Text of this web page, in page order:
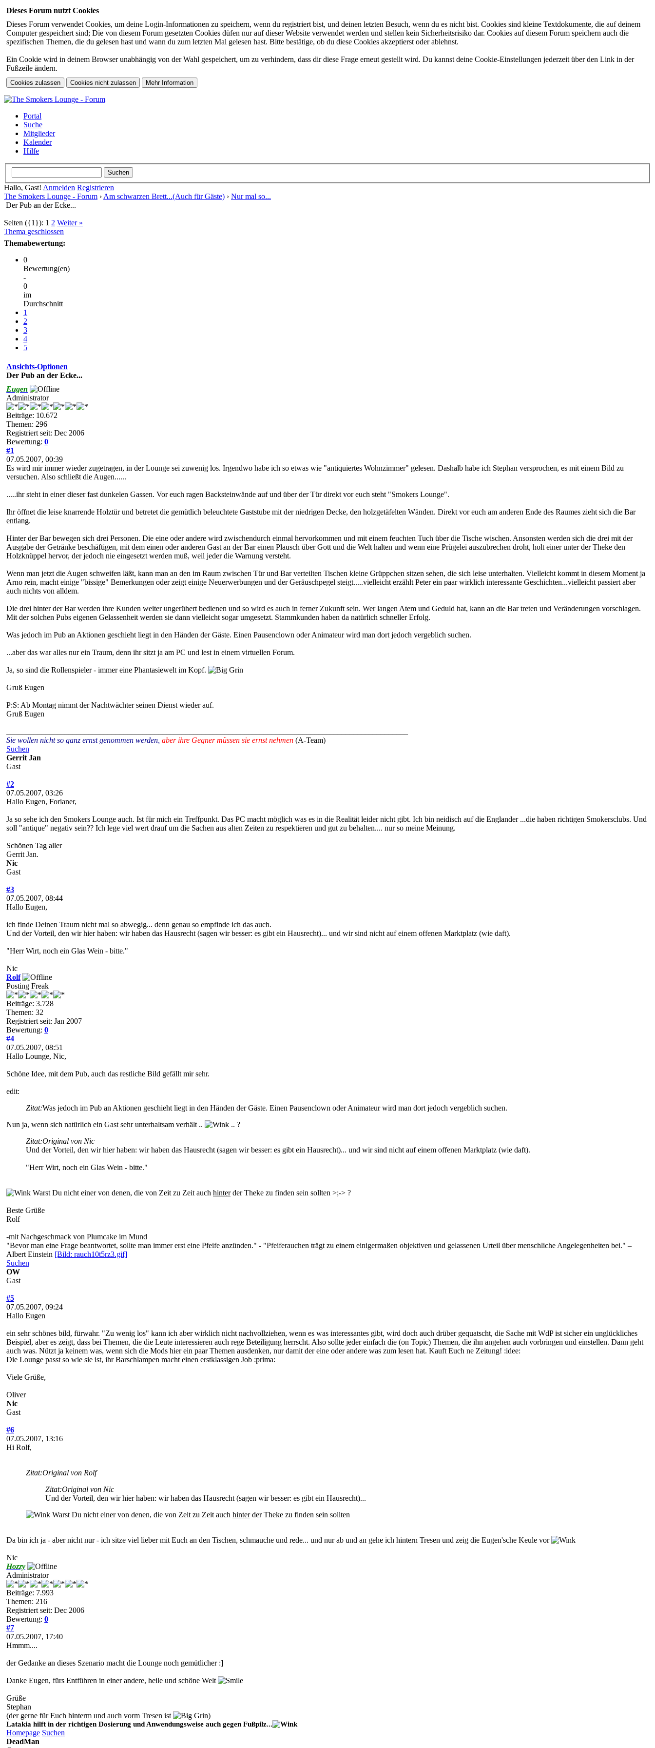
Dieses Forum nutzt Cookies
Dieses Forum verwendet Cookies, um deine Login-Informationen zu speichern, wenn du registriert bist, und deinen letzten Besuch, wenn du es nicht bist. Cookies sind kleine Textdokumente, die auf deinem
Computer gespeichert sind; Die von diesem Forum gesetzten Cookies düfen nur auf dieser Website verwendet werden und stellen kein Sicherheitsrisiko dar. Cookies auf diesem Forum speichern auch die
spezifischen Themen, die du gelesen hast und wann du zum letzten Mal gelesen hast. Bitte bestätige, ob du diese Cookies akzeptierst oder ablehnst.
Ein Cookie wird in deinem Browser unabhängig von der Wahl gespeichert, um zu verhindern, dass dir diese Frage erneut gestellt wird. Du kannst deine Cookie-Einstellungen jederzeit über den Link in der
Fußzeile ändern.
Portal
Suche
Mitglieder
Kalender
Hilfe
Hallo, Gast! Anmelden Registrieren
The Smokers Lounge - Forum › Am schwarzen Brett...(Auch für Gäste) › Nur mal so...
Der Pub an der Ecke...
Seiten ({1}): 1 2 Weiter »
Thema geschlossen
Themabewertung:
0
Bewertung(en)
-
0
im
Durchschnitt
1
2
3
4
5
Ansichts-Optionen
Der Pub an der Ecke...
Eugen
Administrator
Beiträge: 10.672
Themen: 296
Registriert seit: Dec 2006
Bewertung: 0
#1
07.05.2007, 00:39
Es wird mir immer wieder zugetragen, in der Lounge sei zuwenig los. Irgendwo habe ich so etwas wie "antiquiertes Wohnzimmer" gelesen. Dashalb habe ich Stephan versprochen, es mit einem Bild zu
versuchen. Also schließt die Augen......
.....ihr steht in einer dieser fast dunkelen Gassen. Vor euch ragen Backsteinwände auf und über der Tür direkt vor euch steht "Smokers Lounge".
Ihr öffnet die leise knarrende Holztür und betretet die gemütlich beleuchtete Gaststube mit der niedrigen Decke, den holzgetäfelten Wänden. Direkt vor euch am anderen Ende des Raumes zieht sich die Bar
entlang.
Hinter der Bar bewegen sich drei Personen. Die eine oder andere wird zwischendurch einmal hervorkommen und mit einem feuchten Tuch über die Tische wischen. Ansonsten werden sich die drei mit der
Ausgabe der Getränke beschäftigen, mit dem einen oder anderen Gast an der Bar einen Plausch über Gott und die Welt halten und wenn eine Prügelei auszubrechen droht, holt einer unter der Theke den
Holzknüppel hervor, der jedoch nie eingesetzt werden muß, weil jeder die Warnung versteht.
Wenn man jetzt die Augen schweifen läßt, kann man an den im Raum zwischen Tür und Bar verteilten Tischen kleine Grüppchen sitzen sehen, die sich leise unterhalten. Vielleicht kommt in diesem Moment ja
Arno rein, macht einige "bissige" Bemerkungen oder zeigt einige Neuerwerbungen und der Geräuschpegel steigt.....vielleicht erzählt Peter ein paar wirklich interessante Geschichten...vielleicht passiert aber
auch nichts von alldem.
Die drei hinter der Bar werden ihre Kunden weiter ungerühert bedienen und so wird es auch in ferner Zukunft sein. Wer langen Atem und Geduld hat, kann an die Bar treten und Veränderungen vorschlagen.
Mit der solchen Pubs eigenen Gelassenheit werden sie dann vielleicht sogar umgesetzt. Stammkunden haben da natürlich schneller Erfolg.
Was jedoch im Pub an Aktionen geschieht liegt in den Händen der Gäste. Einen Pausenclown oder Animateur wird man dort jedoch vergeblich suchen.
...aber das war alles nur ein Traum, denn ihr sitzt ja am PC und lest in einem virtuellen Forum.
Ja, so sind die Rollenspieler - immer eine Phantasiewelt im Kopf.
Gruß Eugen
P:S: Ab Montag nimmt der Nachtwächter seinen Dienst wieder auf.
Gruß Eugen
Sie wollen nicht so ganz ernst genommen werden, aber ihre Gegner müssen sie ernst nehmen (A-Team)
Suchen
Gerrit Jan
Gast
#2
07.05.2007, 03:26
Hallo Eugen, Forianer,
Ja so sehe ich den Smokers Lounge auch. Ist für mich ein Treffpunkt. Das PC macht möglich was es in die Realität leider nicht gibt. Ich bin neidisch auf die Englander ...die haben richtigen Smokersclubs. Und
soll "antique" negativ sein?? Ich lege viel wert drauf um die Sachen aus alten Zeiten zu respektieren und gut zu behalten.... nur so meine Meinung.
Schönen Tag aller
Gerrit Jan.
Nic
Gast
#3
07.05.2007, 08:44
Hallo Eugen,
ich finde Deinen Traum nicht mal so abwegig... denn genau so empfinde ich das auch.
Und der Vorteil, den wir hier haben: wir haben das Hausrecht (sagen wir besser: es gibt ein Hausrecht)... und wir sind nicht auf einem offenen Marktplatz (wie daft).
"Herr Wirt, noch ein Glas Wein - bitte."
Nic
Rolf
Posting Freak
Beiträge: 3.728
Themen: 32
Registriert seit: Jan 2007
Bewertung: 0
#4
07.05.2007, 08:51
Hallo Lounge, Nic,
Schöne Idee, mit dem Pub, auch das restliche Bild gefällt mir sehr.
edit:
Zitat:Was jedoch im Pub an Aktionen geschieht liegt in den Händen der Gäste. Einen Pausenclown oder Animateur wird man dort jedoch vergeblich suchen.
Nun ja, wenn sich natürlich ein Gast sehr unterhaltsam verhält ..
.. ?
Zitat:Original von Nic
Und der Vorteil, den wir hier haben: wir haben das Hausrecht (sagen wir besser: es gibt ein Hausrecht)... und wir sind nicht auf einem offenen Marktplatz (wie daft).
"Herr Wirt, noch ein Glas Wein - bitte."
Warst Du nicht einer von denen, die von Zeit zu Zeit auch hinterder Theke zu finden sein sollten >;-> ?
Beste Grüße
Rolf
-mit Nachgeschmack von Plumcake im Mund
"Bevor man eine Frage beantwortet, sollte man immer erst eine Pfeife anzünden." - "Pfeiferauchen trägt zu einem einigermaßen objektiven und gelassenen Urteil über menschliche Angelegenheiten bei." –
Albert Einstein [Bild: rauch10t5rz3.gif]
Suchen
OW
Gast
#5
07.05.2007, 09:24
Hallo Eugen
ein sehr schönes bild, fürwahr. "Zu wenig los" kann ich aber wirklich nicht nachvollziehen, wenn es was interessantes gibt, wird doch auch drüber gequatscht, die Sache mit WdP ist sicher ein unglückliches
Beispiel, aber es zeigt, dass bei Themen, die die Leute interessieren auch rege Beteiligung herrscht. Also sollte jeder einfach die (on Topic) Themen, die ihn angehen auch vorbringen und einstellen. Dann geht
auch was. Nützt ja keinem was, wenn sich die Mods hier ein paar Themen ausdenken, nur damit der eine oder andere was zum lesen hat. Kauft Euch ne Zeitung! :idee:
Die Lounge passt so wie sie ist, ihr Barschlampen macht einen erstklassigen Job :prima:
Viele Grüße,
Oliver
Nic
Gast
#6
07.05.2007, 13:16
Hi Rolf,
Zitat:Original von Rolf
Zitat:Original von Nic
Und der Vorteil, den wir hier haben: wir haben das Hausrecht (sagen wir besser: es gibt ein Hausrecht)...
Warst Du nicht einer von denen, die von Zeit zu Zeit auch hinterder Theke zu finden sein sollten
Da bin ich ja - aber nicht nur - ich sitze viel lieber mit Euch an den Tischen, schmauche und rede... und nur ab und an gehe ich hintern Tresen und zeig die Eugen'sche Keule vor
Nic
Hozzy
Administrator
Beiträge: 7.993
Themen: 216
Registriert seit: Dec 2006
Bewertung: 0
#7
07.05.2007, 17:40
Hmmm....
der Gedanke an dieses Szenario macht die Lounge noch gemütlicher :]
Danke Eugen, fürs Entführen in einer andere, heile und schöne Welt
Grüße
Stephan
(der gerne für Euch hinterm und auch vorm Tresen ist
)
Latakia hilft in der richtigen Dosierung und Anwendungsweise auch gegen Fußpilz...
Homepage Suchen
DeadMan